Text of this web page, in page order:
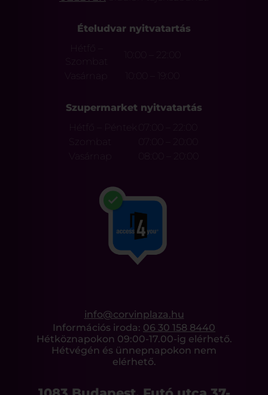
Ételudvar nyitvatartás
Hétfő –
Szombat
10:00 – 22:00
Vasárnap
Szupermarket nyitvatartás
Hétfő – Péntek
07:00 – 22:00
Szombat
07:00 – 20:00
Vasárnap
08:00 – 20:00
info@corvinplaza.hu
Információs iroda: 06 30 158 8440
Hétköznapokon 09:00-17.00-ig elérhető.
Hétvégén és ünnepnapokon nem
elérhető.